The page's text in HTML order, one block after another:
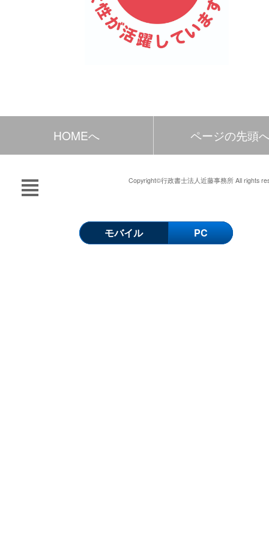
HOMEへ ページの先頭
Copyright©行政書士法人近藤事務所 All rights
モバイル PC